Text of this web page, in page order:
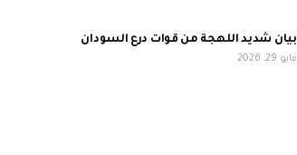
بيان شديد اللهجة من قوات درع السودان
مايو 29, 2026